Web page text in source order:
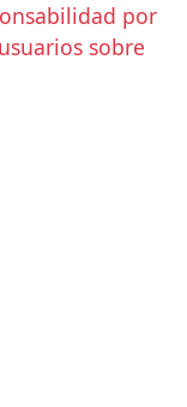
por
sobre